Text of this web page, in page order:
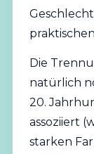
Die
natürlich
20.
assoziiert
starken